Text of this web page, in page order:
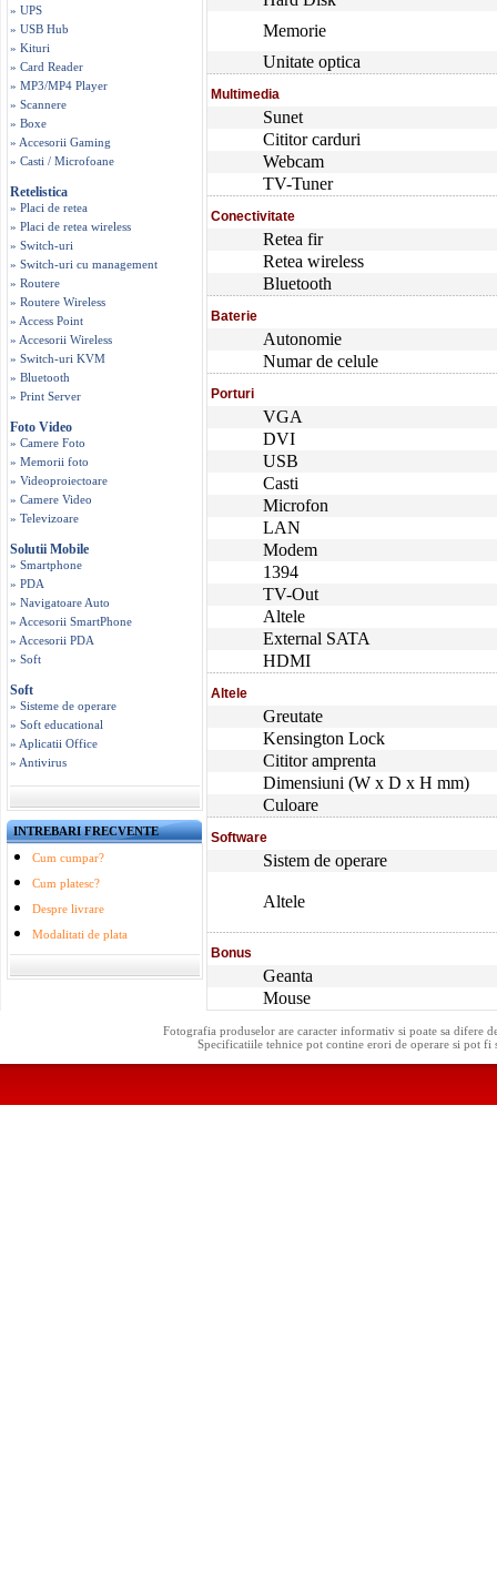
» UPS
» USB Hub
» Kituri
» Card Reader
» MP3/MP4 Player
» Scannere
» Boxe
» Accesorii Gaming
» Casti / Microfoane
Retelistica
» Placi de retea
» Placi de retea wireless
» Switch-uri
» Switch-uri cu management
» Routere
» Routere Wireless
» Access Point
» Accesorii Wireless
» Switch-uri KVM
» Bluetooth
» Print Server
Foto Video
» Camere Foto
» Memorii foto
» Videoproiectoare
» Camere Video
» Televizoare
Solutii Mobile
» Smartphone
» PDA
» Navigatoare Auto
» Accesorii SmartPhone
» Accesorii PDA
» Soft
Soft
» Sisteme de operare
» Soft educational
» Aplicatii Office
» Antivirus
INTREBARI FRECVENTE
Cum cumpar?
Cum platesc?
Despre livrare
Modalitati de plata
Memorie
Unitate optica
Multimedia
Sunet
Cititor carduri
Webcam
TV-Tuner
Conectivitate
Retea fir
Retea wireless
Bluetooth
Baterie
Autonomie
Numar de celule
Porturi
VGA
DVI
USB
Casti
Microfon
LAN
Modem
1394
TV-Out
Altele
External SATA
HDMI
Altele
Greutate
Kensington Lock
Cititor amprenta
Dimensiuni (W x D x H mm)
Culoare
Software
Sistem de operare
Altele
Bonus
Geanta
Mouse
Fotografia produselor are caracter informativ si poate sa difere
Specificatiile tehnice pot contine erori de operare si pot